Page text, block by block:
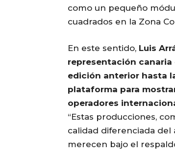
como un pequeño
cuadrados en la Zona
En este sentido, Luis
representación
edición anterior hasta
plataforma para
operadores
“Estas producciones,
calidad diferenciada
merecen bajo el